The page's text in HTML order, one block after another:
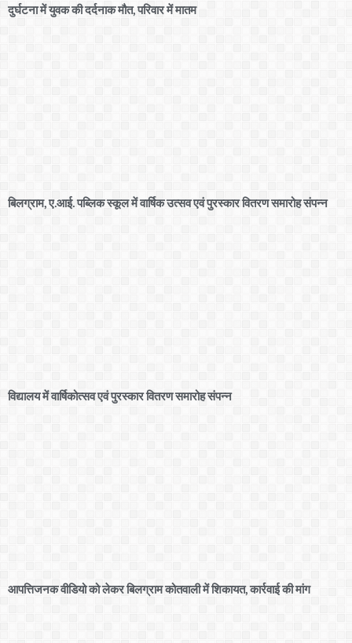
दुर्घटना में युवक की दर्दनाक मौत, परिवार में मातम
बिलग्राम, ए.आई. पब्लिक स्कूल में वार्षिक उत्सव एवं पुरस्कार वितरण समारोह संपन्न
विद्यालय में वार्षिकोत्सव एवं पुरस्कार वितरण समारोह संपन्न
आपत्तिजनक वीडियो को लेकर बिलग्राम कोतवाली में शिकायत, कार्रवाई की मांग